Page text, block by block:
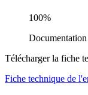
100%
Documentation
Télécharger la fiche
Fiche technique de